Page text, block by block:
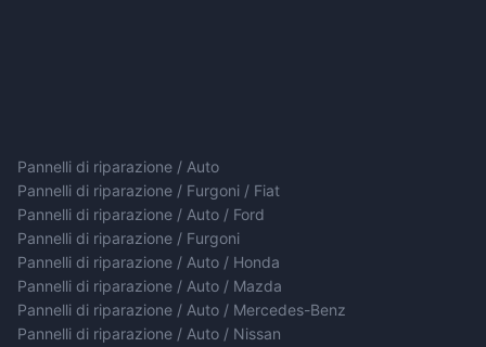
Pannelli di riparazione / Auto
Pannelli di riparazione / Furgoni / Fiat
Pannelli di riparazione / Auto / Ford
Pannelli di riparazione / Furgoni
Pannelli di riparazione / Auto / Honda
Pannelli di riparazione / Auto / Mazda
Pannelli di riparazione / Auto / Mercedes-Benz
Pannelli di riparazione / Auto / Nissan